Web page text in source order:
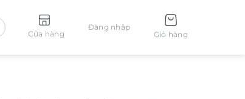
Cửa hàng
Đăng nhập
Giỏ hàng